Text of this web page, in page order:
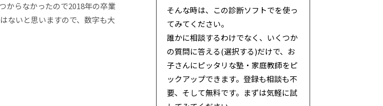
からなかったので2018年の卒業
ないと思いますので、数字も大
そんな時は、この診断ソフトでを使っ
てみてください。
誰かに相談するわけでなく、いくつか
の質問に答える(選択する)だけで、お
子さんにピッタリな塾・家庭教師をピ
ックアップできます。登録も相談も不
要、そして無料です。まずは気軽に試